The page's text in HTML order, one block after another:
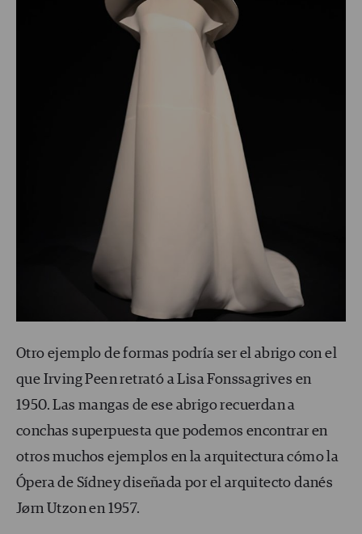
Otro ejemplo de formas podría ser el abrigo con el
que Irving Peen retrató a Lisa Fonssagrives en
1950. Las mangas de ese abrigo recuerdan a
conchas superpuesta que podemos encontrar en
otros muchos ejemplos en la arquitectura cómo la
Ópera de Sídney diseñada por el arquitecto danés
Jørn Utzon en 1957.